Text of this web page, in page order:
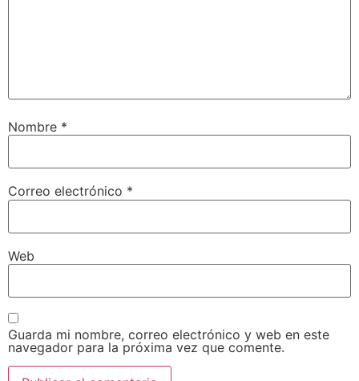
Nombre *
Correo electrónico *
Web
Guarda mi nombre, correo electrónico y web en este
navegador para la próxima vez que comente.